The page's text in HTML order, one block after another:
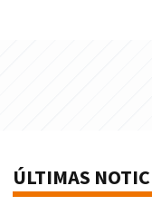
ÚLTIMAS